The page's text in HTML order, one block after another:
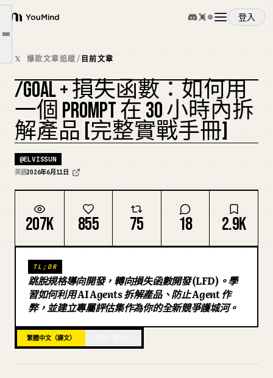
YouMind
登入
概覽
使用案例
技能
提示詞
下載
部落格
更新
這個 Agent 作弊了三次。
後設-後設提示詞
你正在蒸餾一個產品——或任何留下公開產出物的東西
𝕏 爆款文章追蹤/ 目前文章
複刻封面
/GOAL + 損失函數：如何用
一個 PROMPT 在 30 小時內拆
解產品 [完整實戰手冊]
@ELVISSUN
英語2026年6月11日
207K 855 75 18 2.9K
TL;DR
跳脫規格導向開發，轉向損失函數開發 (LFD)。學
習如何利用 AI Agents 拆解產品、防止 Agent 作
弊，並建立專屬評估集作為你的全新競爭護城河。
繁體中文（譯文）